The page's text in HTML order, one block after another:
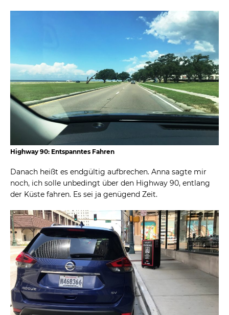
Highway 90: Entspanntes Fahren
Danach heißt es endgültig aufbrechen. Anna sagte mir
noch, ich solle unbedingt über den Highway 90, entlang
der Küste fahren. Es sei ja genügend Zeit.